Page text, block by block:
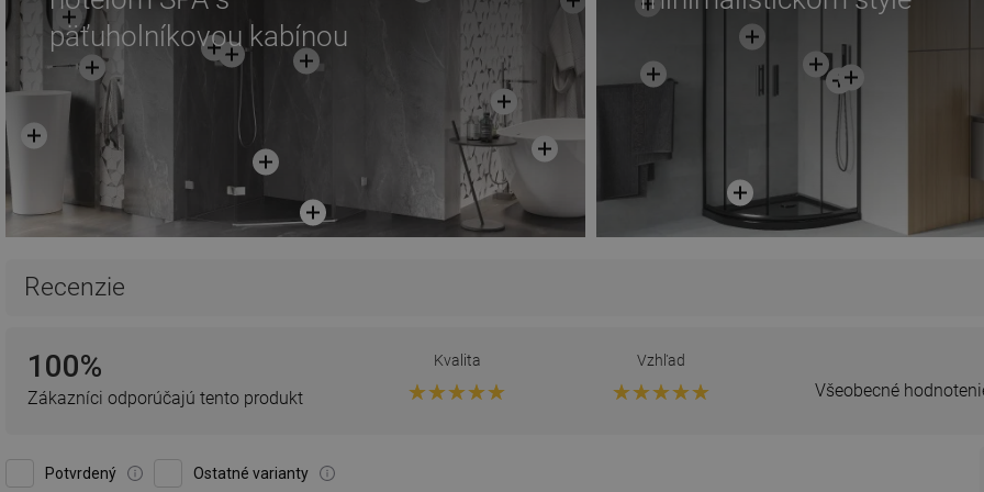
päťuholníkovou kabínou
Recenzie
100%
Zákazníci odporúčajú tento produkt
Kvalita Vzhľad
Všeobecné
Potvrdený Ostatné varianty